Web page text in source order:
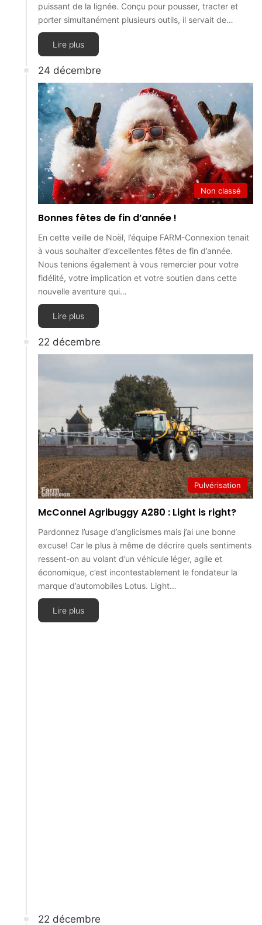
puissant de la lignée. Conçu pour pousser, tracter et
porter simultanément plusieurs outils, il servait de…
Lire plus
24 décembre
Non classé
Bonnes fêtes de fin d’année !
En cette veille de Noël, l’équipe FARM-Connexion tenait
à vous souhaiter d’excellentes fêtes de fin d’année.
Nous tenions également à vous remercier pour votre
fidélité, votre implication et votre soutien dans cette
nouvelle aventure qui…
Lire plus
22 décembre
Pulvérisation
McConnel Agribuggy A280 : Light is right?
Pardonnez l’usage d’anglicismes mais j’ai une bonne
excuse! Car le plus à même de décrire quels sentiments
ressent-on au volant d’un véhicule léger, agile et
économique, c’est incontestablement le fondateur la
marque d’automobiles Lotus. Light…
Lire plus
22 décembre